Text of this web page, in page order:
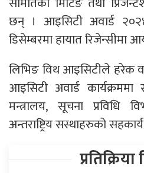
छन् । आइसिटी अवार्ड
डिसेम्बरमा हायात रिजेन्सीमा
लिभिङ विथ आइसिटीले हरेक
आइसिटी अवार्ड कार्यक्रममा
मन्त्रालय, सूचना प्रविधि
अन्तराष्ट्रिय सस्थाहरुको